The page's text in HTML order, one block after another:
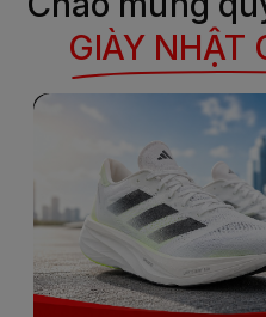
phần 2:
GIÀY NHẬT